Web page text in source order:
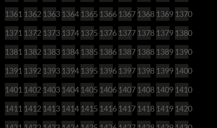
1361 1362 1363 1364 1365 1366 1367 1368 1369 1370
1371 1372 1373 1374 1375 1376 1377 1378 1379 1380
1381 1382 1383 1384 1385 1386 1387 1388 1389 1390
1391 1392 1393 1394 1395 1396 1397 1398 1399 1400
1401 1402 1403 1404 1405 1406 1407 1408 1409 1410
1411 1412 1413 1414 1415 1416 1417 1418 1419 1420